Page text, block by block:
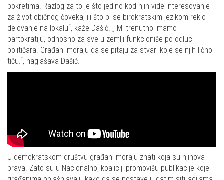
pokretima. Razlog za to je što jedino kod njih vide interesovanje
za život običnog čoveka, ili što bi se birokratskim jezikom reklo
delovanje na lokalu“, kaže Dašić. „ Mi trenutno imamo
partokratiju, odnosno za sve u zemlji funkcioniše po odluci
političara. Građani moraju da se pitaju za stvari koje se njih lično
tiču.“, naglašava Dašić.
U demokratskom društvu građani moraju znati koja su njihova
prava. Zato su u Nacionalnoj koaliciji promovišu publikacije koje